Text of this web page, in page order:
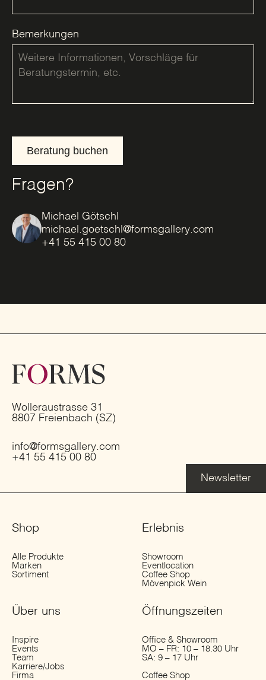
Bemerkungen
Beratung buchen
Fragen?
Michael Götschl
michael.goetschl@formsgallery.com
+41 55 415 00 80
Wolleraustrasse 31
8807 Freienbach (SZ)
info@formsgallery.com
+41 55 415 00 80
Newsletter
Shop
Alle Produkte
Marken
Sortiment
Erlebnis
Showroom
Eventlocation
Coffee Shop
Mövenpick Wein
Über uns
Inspire
Events
Team
Karriere/Jobs
Firma
Öffnungs­zeiten
Office & Showroom
MO – FR: 10 – 18.30 Uhr
SA: 9 – 17 Uhr
Coffee Shop